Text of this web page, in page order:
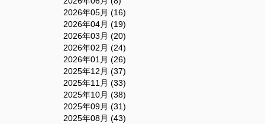
2026年05月 (16)
2026年04月 (19)
2026年03月 (20)
2026年02月 (24)
2026年01月 (26)
2025年12月 (37)
2025年11月 (33)
2025年10月 (38)
2025年09月 (31)
2025年08月 (43)